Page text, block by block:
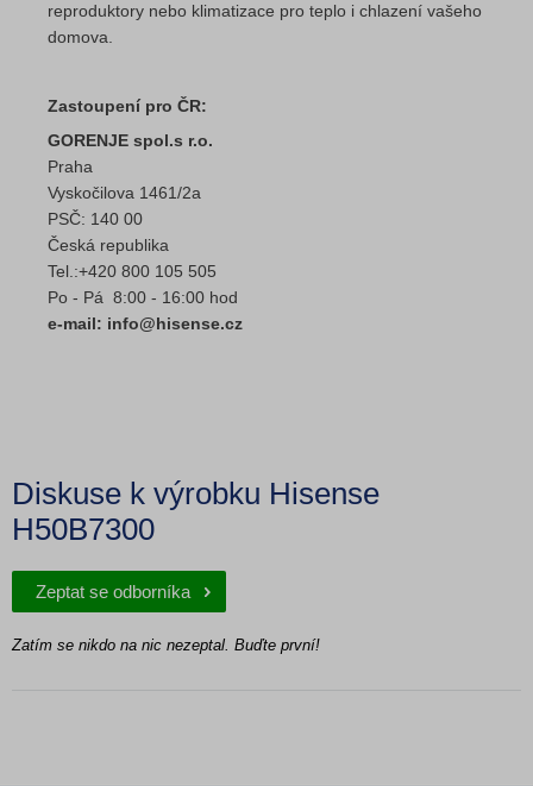
reproduktory nebo klimatizace pro teplo i chlazení vašeho
domova.
Zastoupení pro ČR:
GORENJE spol.s r.o.
Praha
Vyskočilova 1461/2a
PSČ: 140 00
Česká republika
Tel.:+420 800 105 505
Po - Pá 8:00 - 16:00 hod
e-mail: info@hisense.cz
Diskuse k výrobku Hisense
H50B7300
Zeptat se odborníka
Zatím se nikdo na nic nezeptal. Buďte první!